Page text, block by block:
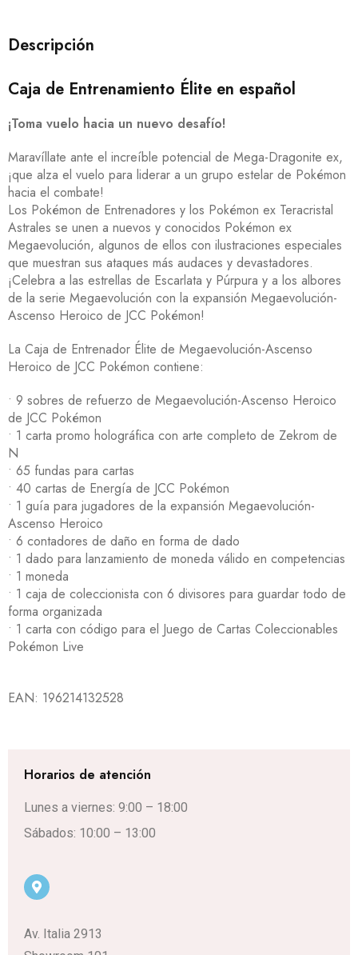
Descripción
Caja de Entrenamiento Élite en español
¡Toma vuelo hacia un nuevo desafío!
Maravíllate ante el increíble potencial de Mega-Dragonite ex,
¡que alza el vuelo para liderar a un grupo estelar de Pokémon
hacia el combate!
Los Pokémon de Entrenadores y los Pokémon ex Teracristal
Astrales se unen a nuevos y conocidos Pokémon ex
Megaevolución, algunos de ellos con ilustraciones especiales
que muestran sus ataques más audaces y devastadores.
¡Celebra a las estrellas de Escarlata y Púrpura y a los albores
de la serie Megaevolución con la expansión Megaevolución-
Ascenso Heroico de JCC Pokémon!
La Caja de Entrenador Élite de Megaevolución-Ascenso
Heroico de JCC Pokémon contiene:
• 9 sobres de refuerzo de Megaevolución-Ascenso Heroico
de JCC Pokémon
• 1 carta promo holográfica con arte completo de Zekrom de
N
• 65 fundas para cartas
• 40 cartas de Energía de JCC Pokémon
• 1 guía para jugadores de la expansión Megaevolución-
Ascenso Heroico
• 6 contadores de daño en forma de dado
• 1 dado para lanzamiento de moneda válido en competencias
• 1 moneda
• 1 caja de coleccionista con 6 divisores para guardar todo de
forma organizada
• 1 carta con código para el Juego de Cartas Coleccionables
Pokémon Live
EAN: 196214132528
Horarios de atención
Lunes a viernes: 9:00 – 18:00
Sábados: 10:00 – 13:00
Av. Italia 2913